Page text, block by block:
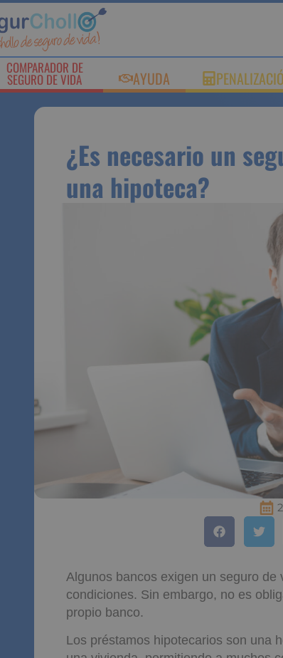
COMPARADOR DE
SEGURO DE VIDA AYUDA
¿Es necesario un
obtener una
Algunos bancos exigen un seguro
condiciones. Sin embargo, no es
propio banco.
Los préstamos hipotecarios son una